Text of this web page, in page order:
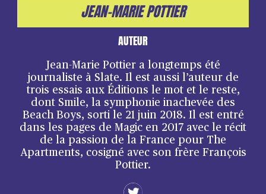
JEAN-MARIE POTTIER
AUTEUR
Jean-Marie Pottier a longtemps été
journaliste à Slate. Il est aussi l’auteur de
trois essais aux Éditions le mot et le reste,
dont Smile, la symphonie inachevée des
Beach Boys, sorti le 21 juin 2018. Il est entré
dans les pages de Magic en 2017 avec le récit
de la passion de la France pour The
Apartments, cosigné avec son frère François
Pottier.